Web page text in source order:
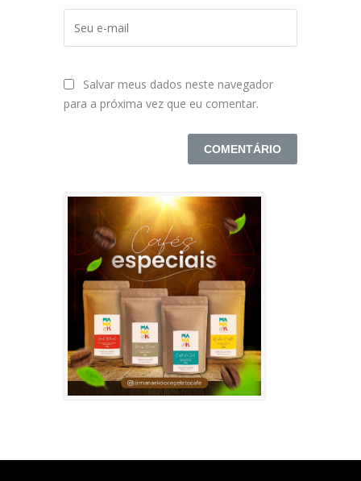
Salvar meus dados neste navegador
para a próxima vez que eu comentar.